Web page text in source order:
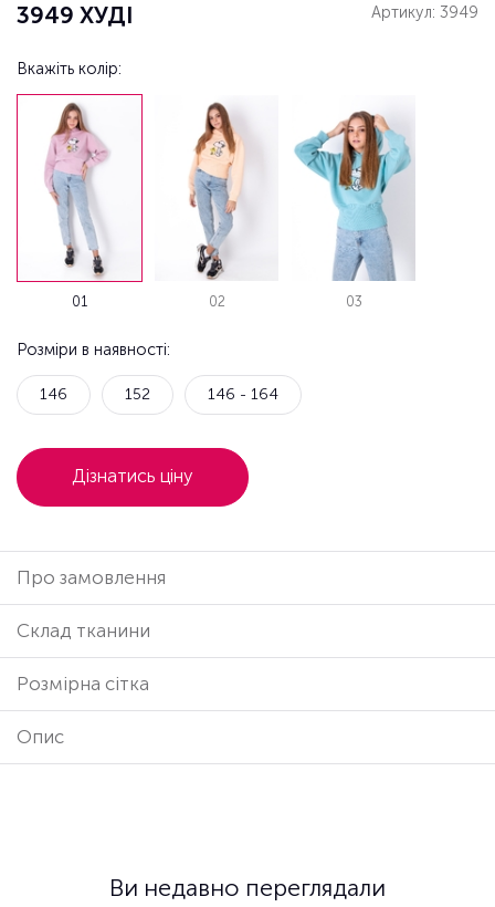
3949 ХУДІ Артикул: 3949
Вкажіть колір:
01 02 03
Розміри в наявності:
146 152 146 - 164
Дізнатись ціну
Про замовлення
Cклад тканини
Розмірна сітка
Опис
Ви недавно переглядали